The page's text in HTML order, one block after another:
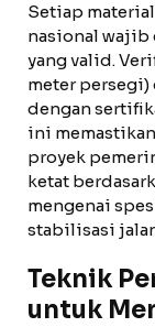
Setiap
nasional wajib
yang valid.
meter
dengan
ini
proyek
ketat
mengenai
stabilisasi
Teknik
untuk